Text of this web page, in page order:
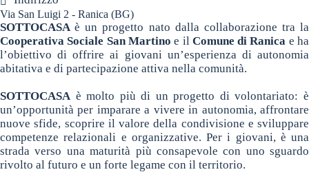
SOTTOCASAè un progetto nato dalla collaborazione tra la
Cooperativa Sociale San Martino e il Comune di Ranica e ha
l’obiettivo di offrire ai giovani un’esperienza di autonomia
abitativa e di partecipazione attiva nella comunità.
SOTTOCASA è molto più di un progetto di volontariato: è
un’opportunità per imparare a vivere in autonomia, affrontare
nuove sfide, scoprire il valore della condivisione e sviluppare
competenze relazionali e organizzative. Per i giovani, è una
strada verso una maturità più consapevole con uno sguardo
rivolto al futuro e un forte legame con il territorio.
Via San Luigi 2 - Ranica (BG)